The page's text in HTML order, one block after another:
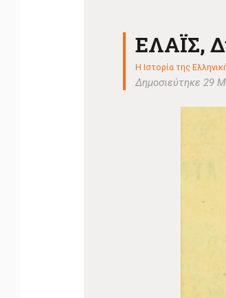
ΕΛΑΪΣ,
Η Ιστορία της
Δημοσιεύτηκε 29